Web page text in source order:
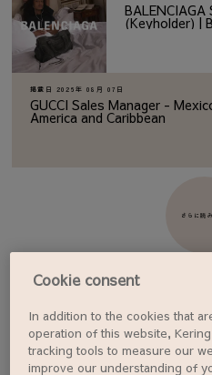
(Keyholder) |
掲載日 2026年 08月 07日
GUCCI Sales Manager -
America and Caribbean
さらに読
ジョブアラート
Cookie consent
In addition to the cookies that
operation of this website,
tracking tools to measure our
improve our understanding of